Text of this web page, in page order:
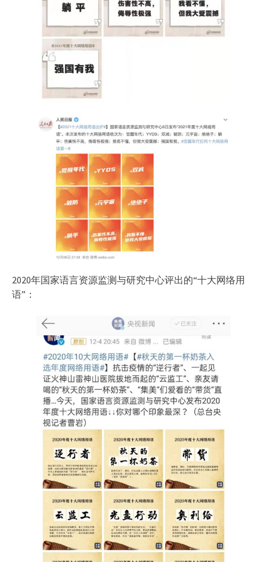
2020年国家语言资源监测与研究中心评出的“十大网络用
语”：